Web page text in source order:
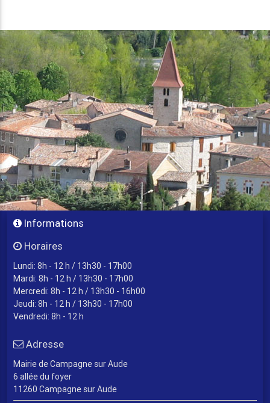
Informations
Horaires
Lundi: 8h - 12 h / 13h30 - 17h00
Mardi: 8h - 12 h / 13h30 - 17h00
Mercredi: 8h - 12 h / 13h30 - 16h00
Jeudi: 8h - 12 h / 13h30 - 17h00
Vendredi: 8h - 12 h
Adresse
Mairie de Campagne sur Aude
6 allée du foyer
11260 Campagne sur Aude